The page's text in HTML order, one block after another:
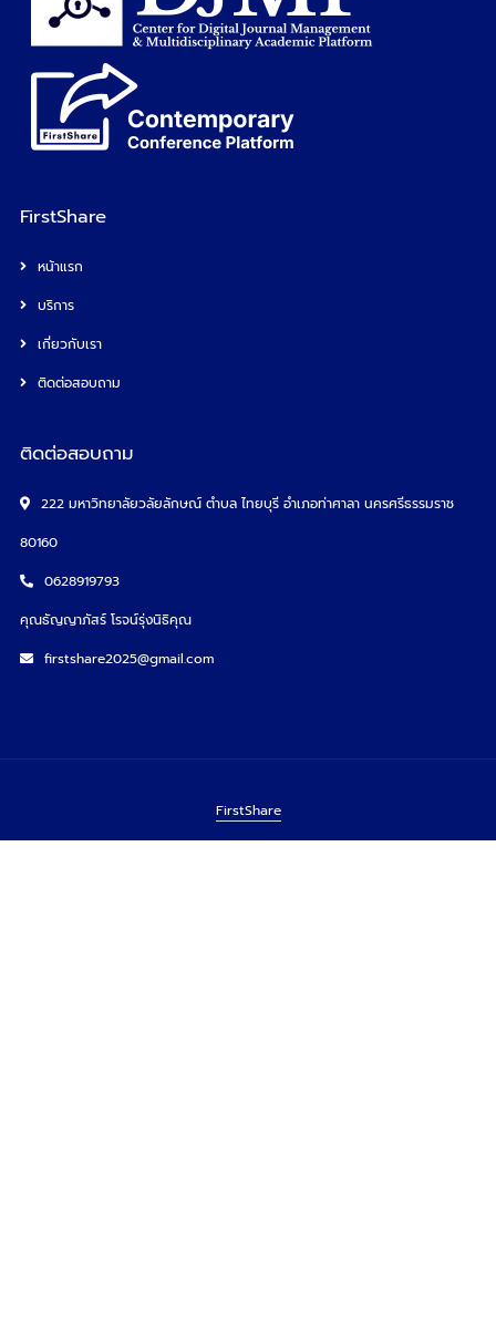
FirstShare
หน้าแรก
บริการ
เกี่ยวกับเรา
ติดต่อสอบถาม
ติดต่อสอบถาม
222 มหาวิทยาลัยวลัยลักษณ์ ตำบล ไทยบุรี อำเภอท่าศาลา นครศรีธรรมราช
80160
0628919793
คุณธัญญาภัสร์ โรจน์รุ่งนิธิคุณ
firstshare2025@gmail.com
FirstShare